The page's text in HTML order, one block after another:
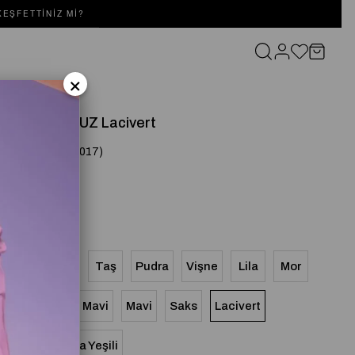
MI?
BLUZ Lacivert
(SD251051020017)
Taş Pudra Vişne Lila Mor
Açık Mavi Mavi Saks Lacivert
Çağla Yeşili
×